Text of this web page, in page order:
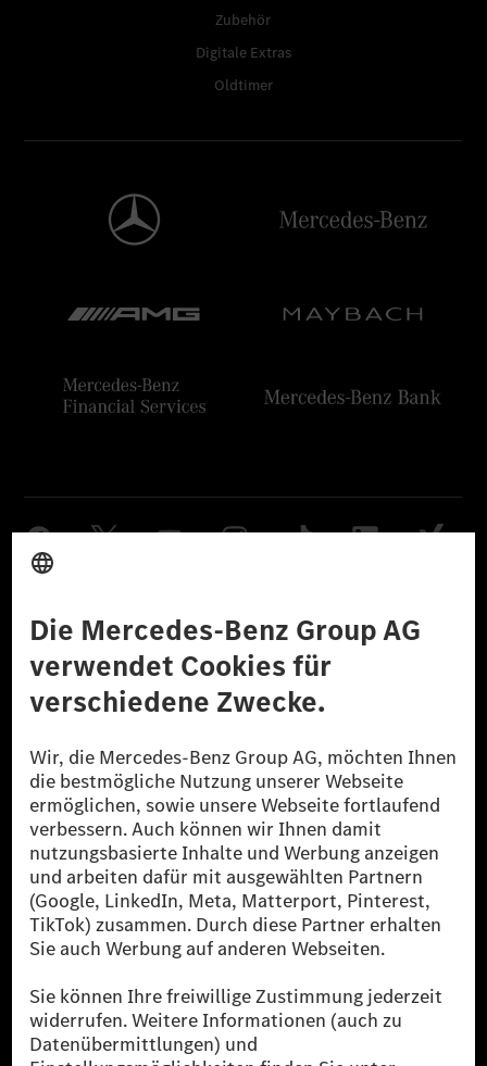
Zubehör
Digitale Extras
Oldtimer
Datenschutz Lizenzhinweise Dritter Barrierefreiheit
© 2026 Mercedes-Benz Group AG. Alle Rechte vorbehalten.
[1] Bilanziell CO₂-neutral bedeutet, dass nicht vermiedene oder nicht
reduzierte CO₂-Emissionen bei der Mercedes-Benz Group durch
zertifizierte Ausgleichsprojekte kompensiert werden.
[2] Renewable Charging ist ein integraler Bestandteil von MB.CHARGE
Public in Europa, den USA, Kanada und China. Sofern an der jeweiligen
Ladestation noch kein Strom aus erneuerbaren Energien vorliegt,
verwendet Renewable Charging Grünstromzertifikate*. Diese stellen
sicher, dass für Ladevorgänge über MB.CHARGE Public eine äquivalente
Strommenge aus erneuerbaren Energien ins Stromnetz eingespeist wird.
als sechs Jahre sind.
* Inkl. EKOenergy Ökolabel
* Die angegebenen Werte wurden nach dem vorgeschriebenen
Messverfahren WLTP (Worldwide harmonised Light vehicles Test